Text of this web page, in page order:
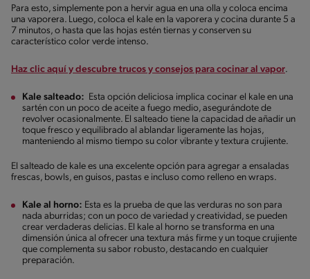
Para esto, simplemente pon a hervir agua en una olla y coloca encima
una vaporera. Luego, coloca el kale en la vaporera y cocina durante 5 a
7 minutos, o hasta que las hojas estén tiernas y conserven su
característico color verde intenso.
Haz clic aquí y descubre trucos y consejos para cocinar al vapor.
Kale salteado: Esta opción deliciosa implica cocinar el kale en una
sartén con un poco de aceite a fuego medio, asegurándote de
revolver ocasionalmente. El salteado tiene la capacidad de añadir un
toque fresco y equilibrado al ablandar ligeramente las hojas,
manteniendo al mismo tiempo su color vibrante y textura crujiente.
El salteado de kale es una excelente opción para agregar a ensaladas
frescas, bowls, en guisos, pastas e incluso como relleno en wraps.
Kale al horno: Esta es la prueba de que las verduras no son para
nada aburridas; con un poco de variedad y creatividad, se pueden
crear verdaderas delicias. El kale al horno se transforma en una
dimensión única al ofrecer una textura más firme y un toque crujiente
que complementa su sabor robusto, destacando en cualquier
preparación.